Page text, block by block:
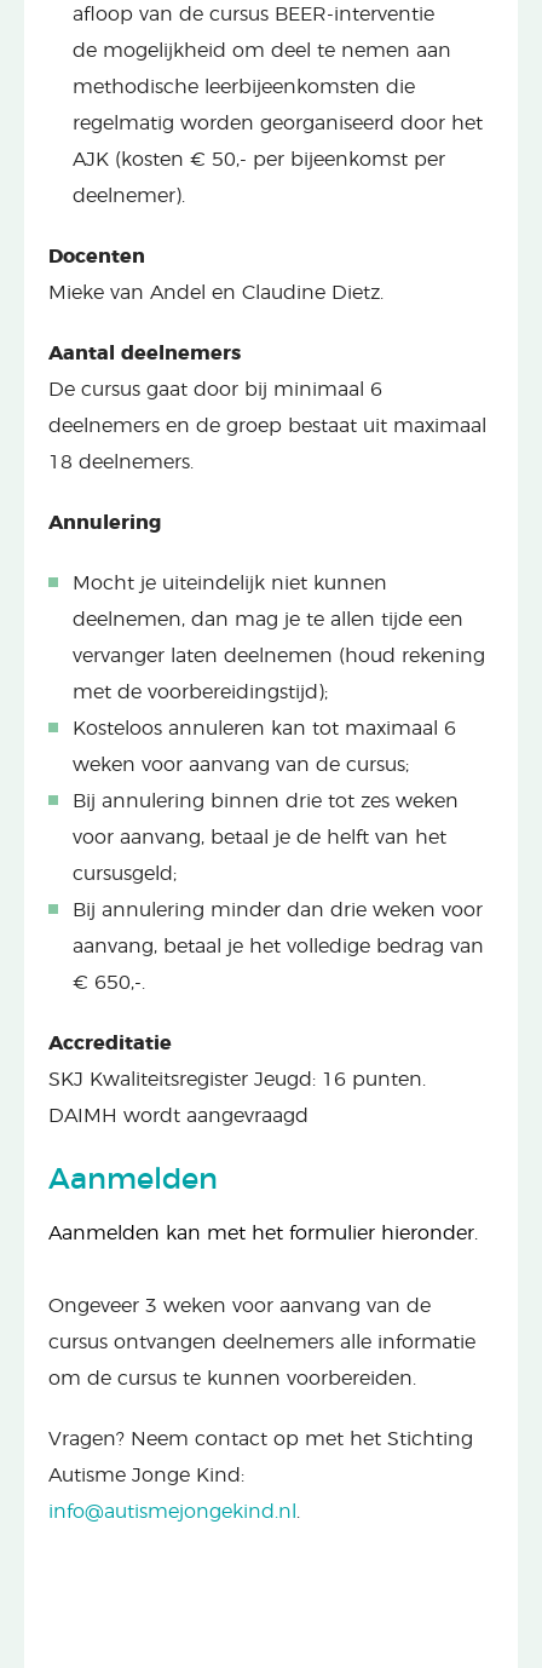
afloop van de cursus BEER-interventie
de mogelijkheid om deel te nemen aan
methodische leerbijeenkomsten die
regelmatig worden georganiseerd door het
AJK (kosten € 50,- per bijeenkomst per
deelnemer).
Docenten
Mieke van Andel en Claudine Dietz.
Aantal deelnemers
De cursus gaat door bij minimaal 6
deelnemers en de groep bestaat uit maximaal
18 deelnemers.
Annulering
Mocht je uiteindelijk niet kunnen
deelnemen, dan mag je te allen tijde een
vervanger laten deelnemen (houd rekening
met de voorbereidingstijd);
Kosteloos annuleren kan tot maximaal 6
weken voor aanvang van de cursus;
Bij annulering binnen drie tot zes weken
voor aanvang, betaal je de helft van het
cursusgeld;
Bij annulering minder dan drie weken voor
aanvang, betaal je het volledige bedrag van
€ 650,-.
Accreditatie
SKJ Kwaliteitsregister Jeugd: 16 punten.
DAIMH wordt aangevraagd
Aanmelden
Aanmelden kan met het formulier hieronder.
Ongeveer 3 weken voor aanvang van de
cursus ontvangen deelnemers alle informatie
om de cursus te kunnen voorbereiden.
Vragen? Neem contact op met het Stichting
Autisme Jonge Kind:
info@autismejongekind.nl